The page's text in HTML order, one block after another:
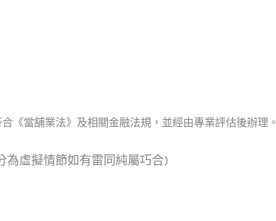
《當舖業法》及相關金融法規，並經由專業評估後辦理。
為虛擬情節如有雷同純屬巧合)